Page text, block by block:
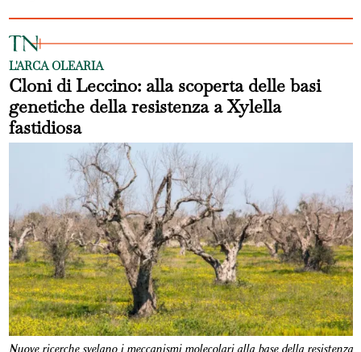
L'ARCA OLEARIA
Cloni di Leccino: alla scoperta delle basi
genetiche della resistenza a Xylella
fastidiosa
Nuove ricerche svelano i meccanismi molecolari alla base della resistenza